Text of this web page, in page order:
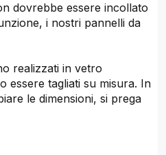
dovrebbe essere incollato
i nostri pannelli da
realizzati in vetro
essere tagliati su misura. In
le dimensioni, si prega